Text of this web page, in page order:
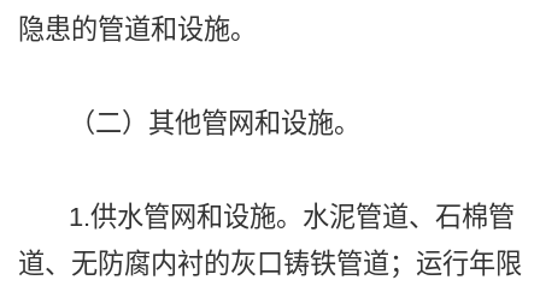
隐患的管道和设施。
（二）其他管网和设施。
1.供水管网和设施。水泥管道、石棉管
道、无防腐内衬的灰口铸铁管道；运行年限